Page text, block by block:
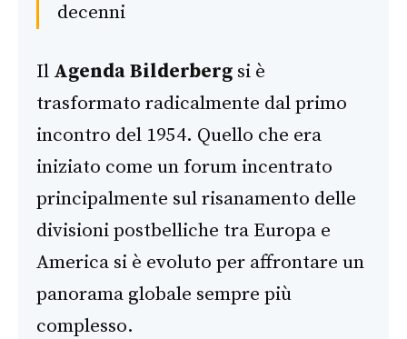
decenni
Il Agenda Bilderberg si è
trasformato radicalmente dal primo
incontro del 1954. Quello che era
iniziato come un forum incentrato
principalmente sul risanamento delle
divisioni postbelliche tra Europa e
America si è evoluto per affrontare un
panorama globale sempre più
complesso.